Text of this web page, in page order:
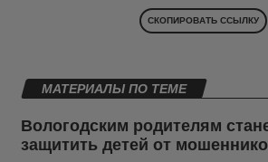
СКОПИРОВАТЬ ССЫЛКУ
МАТЕРИАЛЫ ПО ТЕМЕ
Вологодским родителям
защитить детей от